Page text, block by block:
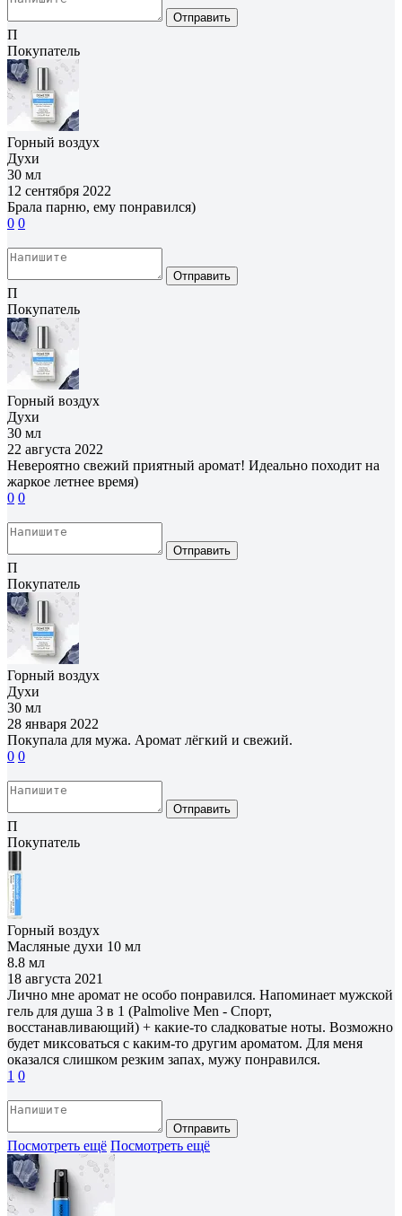
Отправить
П
Покупатель
Горный воздух
Духи
30 мл
12 сентября 2022
Брала парню, ему понравился)
0 0
Отправить
П
Покупатель
Горный воздух
Духи
30 мл
22 августа 2022
Невероятно свежий приятный аромат! Идеально походит на
жаркое летнее время)
0 0
Отправить
П
Покупатель
Горный воздух
Духи
30 мл
28 января 2022
Покупала для мужа. Аромат лёгкий и свежий.
0 0
Отправить
П
Покупатель
Горный воздух
Масляные духи 10 мл
8.8 мл
18 августа 2021
Лично мне аромат не особо понравился. Напоминает мужской
гель для душа 3 в 1 (Palmolive Men - Спорт,
восстанавливающий) + какие-то сладковатые ноты. Возможно
будет миксоваться с каким-то другим ароматом. Для меня
оказался слишком резким запах, мужу понравился.
1 0
Отправить
Посмотреть ещё Посмотреть ещё